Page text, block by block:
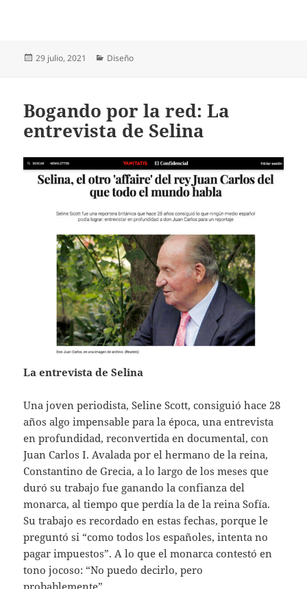
Publicado
29 julio, 2021 Categorías
Diseño
Bogando por la red: La
entrevista de Selina
La entrevista de Selina
Una joven periodista, Seline Scott, consiguió hace 28
años algo impensable para la época, una entrevista
en profundidad, reconvertida en documental, con
Juan Carlos I. Avalada por el hermano de la reina,
Constantino de Grecia, a lo largo de los meses que
duró su trabajo fue ganando la confianza del
monarca, al tiempo que perdía la de la reina Sofía.
Su trabajo es recordado en estas fechas, porque le
preguntó si “como todos los españoles, intenta no
pagar impuestos”. A lo que el monarca contestó en
tono jocoso: “No puedo decirlo, pero